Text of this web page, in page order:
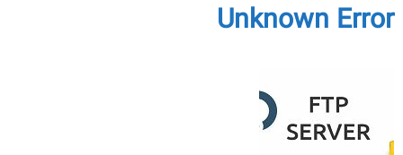
Unknown Error